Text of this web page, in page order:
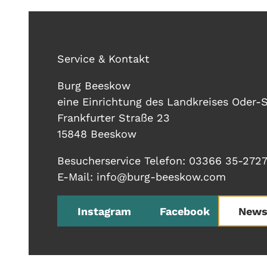
Service & Kontakt
Burg Beeskow
eine Einrichtung des Landkreises Oder-
Frankfurter Straße 23
15848 Beeskow
Besucherservice Telefon: 03366 35-2727
E-Mail: info@burg-beeskow.com
Instagram Facebook